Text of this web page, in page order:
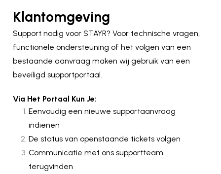
Klantomgeving
Support nodig voor STAYR? Voor technische vragen,
functionele ondersteuning of het volgen van een
bestaande aanvraag maken wij gebruik van een
beveiligd supportportaal.
Via Het Portaal Kun Je:
Eenvoudig een nieuwe supportaanvraag
indienen
De status van openstaande tickets volgen
Communicatie met ons supportteam
terugvinden